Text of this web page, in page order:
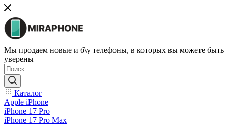
Мы продаем новые и б\у телефоны, в которых вы можете быть
уверены
Каталог
Apple iPhone
iPhone 17 Pro
iPhone 17 Pro Max